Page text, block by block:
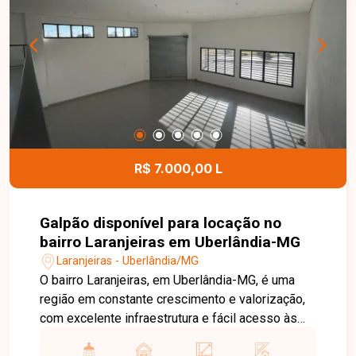
dispõe de portaria 24 horas, playground, quadra
esportiva e quiosque com churrasqueira,
proporcionando mais segurança, lazer e
comodidade para toda a família. Uma excelente
oportunidade para quem busca um apartamento
bem localizado, com condomínio completo e
ótimo custo-benefício. Entre em contato e
agende sua visita!
R$ 7.000,00 L
Galpão disponível para locação no
bairro Laranjeiras em Uberlândia-MG
Laranjeiras - Uberlândia/MG
O bairro Laranjeiras, em Uberlândia-MG, é uma
região em constante crescimento e valorização,
com excelente infraestrutura e fácil acesso às